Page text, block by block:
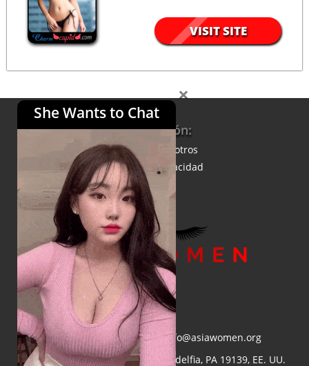
VISIT SITE
Información:
Acerca de nosotros
Política de privacidad
Correo electrónico: info@asiawomen.org
Dirección: 4548 Market St, Filadelfia, PA 19139, EE. UU.
She Wants to Chat
×